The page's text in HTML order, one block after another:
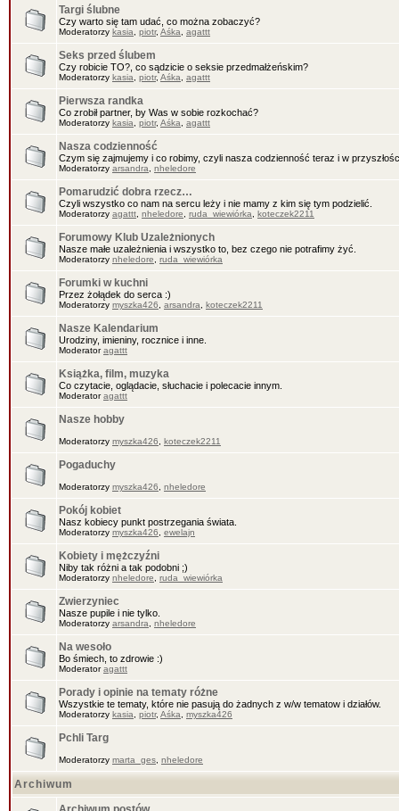
Targi ślubne
Czy warto się tam udać, co można zobaczyć?
Moderatorzy kasia piotr, Aśka agattt
Seks przed ślubem
Czy robicie TO?, co sądzicie o seksie przedmałżeńskim?
Moderatorzy kasia piotr, Aśka agattt
Pierwsza randka
Co zrobił partner, by Was w sobie rozkochać?
Moderatorzy kasia piotr, Aśka agattt
Nasza codzienność
Czym się zajmujemy i co robimy, czyli nasza codzienność teraz i w
Moderatorzy arsandra nheledore
Pomarudzić dobra rzecz…
Czyli wszystko co nam na sercu leży i nie mamy z kim się tym podzielić.
Moderatorzy agattt nheledore ruda_wiewiórka koteczek2211
Forumowy Klub Uzależnionych
Nasze małe uzależnienia i wszystko to, bez czego nie potrafimy żyć.
Moderatorzy nheledore ruda_wiewiórka
Forumki w kuchni
Przez żołądek do serca :)
Moderatorzy myszka426 arsandra koteczek2211
Nasze Kalendarium
Urodziny, imieniny, rocznice i inne.
Moderatoragattt
Książka, film, muzyka
Co czytacie, oglądacie, słuchacie i polecacie innym.
Moderatoragattt
Nasze hobby
Moderatorzy myszka426 koteczek2211
Pogaduchy
Moderatorzy myszka426 nheledore
Pokój kobiet
Nasz kobiecy punkt postrzegania świata.
Moderatorzy myszka426 ewelajn
Kobiety i mężczyźni
Niby tak różni a tak podobni ;)
Moderatorzy nheledore ruda_wiewiórka
Zwierzyniec
Nasze pupile i nie tylko.
Moderatorzy arsandra nheledore
Na wesoło
Bo śmiech, to zdrowie :)
Moderatoragattt
Porady i opinie na tematy różne
Wszystkie te tematy, które nie pasują do żadnych z w/w tematow i działów.
Moderatorzy kasia piotr, Aśka myszka426
Pchli Targ
Moderatorzy marta_ges nheledore
Archiwum